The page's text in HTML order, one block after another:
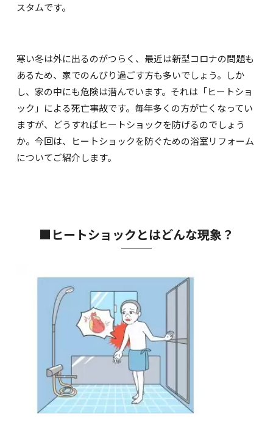
スタムです。
寒い冬は外に出るのがつらく、最近は新型コロナの問題も
あるため、家でのんびり過ごす方も多いでしょう。しか
し、家の中にも危険は潜んでいます。それは「ヒートショ
ック」による死亡事故です。毎年多くの方が亡くなってい
ますが、どうすればヒートショックを防げるのでしょう
か。今回は、ヒートショックを防ぐための浴室リフォーム
についてご紹介します。
■ヒートショックとはどんな現象？